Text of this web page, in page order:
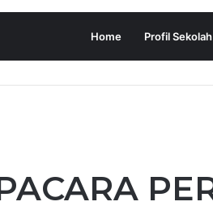
Home Profil Sekolah